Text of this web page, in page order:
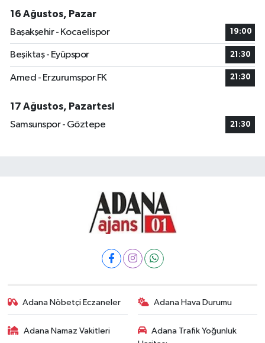
16 Ağustos, Pazar
Başakşehir - Kocaelispor
19:00
Beşiktaş - Eyüpspor 21:30
Amed - Erzurumspor FK 21:30
17 Ağustos, Pazartesi
Samsunspor - Göztepe
21:30
Adana Nöbetçi Eczaneler Adana Hava Durumu
Adana Namaz Vakitleri
Adana Trafik Yoğunluk